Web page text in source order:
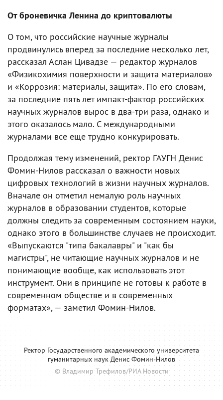
От броневичка Ленина до криптовалюты
О том, что российские научные журналы
продвинулись вперед за последние несколько лет,
рассказал Аслан Цивадзе — редактор журналов
«Физикохимия поверхности и защита материалов»
и «Коррозия: материалы, защита». По его словам,
за последние пять лет импакт-фактор российских
научных журналов вырос в два-три раза, однако и
этого оказалось мало. С международными
журналами все еще трудно конкурировать.
Продолжая тему изменений, ректор ГАУГН Денис
Фомин-Нилов рассказал о важности новых
цифровых технологий в жизни научных журналов.
Вначале он отметил немалую роль научных
журналов в образовании студентов, которые
должны следить за современным состоянием науки,
однако этого в большинстве случаев не происходит.
«Выпускаются "типа бакалавры" и "как бы
магистры", не читающие научных журналов и не
понимающие вообще, как использовать этот
инструмент. Они в принципе не готовы к работе в
современном обществе и в современных
форматах», — заметил Фомин-Нилов.
Ректор Государственного академического университета
гуманитарных наук Денис Фомин-Нилов
© Владимир Трефилов/РИА Новости